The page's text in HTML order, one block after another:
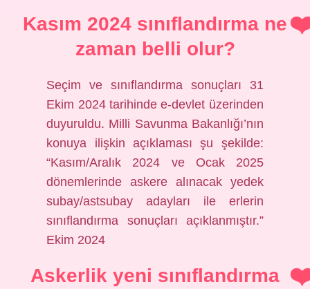
Kasım 2024 sınıflandırma ne
zaman belli olur?
Seçim ve sınıflandırma sonuçları 31
Ekim 2024 tarihinde e-devlet üzerinden
duyuruldu. Milli Savunma Bakanlığı’nın
konuya ilişkin açıklaması şu şekilde:
“Kasım/Aralık 2024 ve Ocak 2025
dönemlerinde askere alınacak yedek
subay/astsubay adayları ile erlerin
sınıflandırma sonuçları açıklanmıştır.”
Ekim 2024
Askerlik yeni sınıflandırma